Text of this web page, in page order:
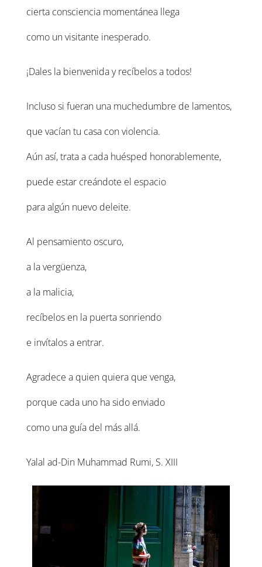
cierta consciencia momentánea llega
como un visitante inesperado.
¡Dales la bienvenida y recíbelos a todos!
Incluso si fueran una muchedumbre de lamentos,
que vacían tu casa con violencia.
Aún así, trata a cada huésped honorablemente,
puede estar creándote el espacio
para algún nuevo deleite.
Al pensamiento oscuro,
a la vergüenza,
a la malicia,
recíbelos en la puerta sonriendo
e invítalos a entrar.
Agradece a quien quiera que venga,
porque cada uno ha sido enviado
como una guía del más allá.
Yalal ad-Din Muhammad Rumi, S. XIII